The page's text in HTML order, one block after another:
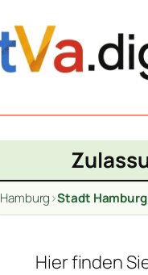
Hamburg>Stadt Hamburg
Hier finden